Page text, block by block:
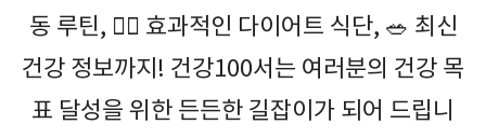
동 루틴, 🏃‍♂️ 효과적인 다이어트 식단, 🥗 최신
건강 정보까지! 건강100서는 여러분의 건강 목
표 달성을 위한 든든한 길잡이가 되어 드립니